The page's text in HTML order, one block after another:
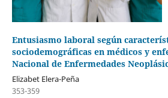
Entusiasmo laboral según
sociodemográficas en médicos y
Nacional de Enfermedades
Elizabet Elera-Peña
353-359